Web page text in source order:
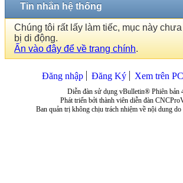
Tin nhắn hệ thống
Chúng tôi rất lấy làm tiếc, mục này
bị di động.
Ấn vào đây để về trang chính.
Đăng nhập Đăng Ký Xem trên PC
Diễn đàn sử dụng vBulletin® Phiên bản
Phát triển bởi thành viên diễn đàn
Ban quản trị không chịu trách nhiệm về nội dung do